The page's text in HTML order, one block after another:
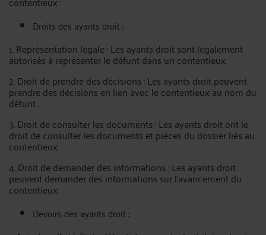
Droits des ayants droit :
1. Représentation légale : Les ayants droit sont légalement
autorisés à représenter le défunt dans un contentieux.
2. Droit de prendre des décisions : Les ayants droit peuvent
prendre des décisions en lien avec le contentieux au nom du
défunt.
3. Droit de consulter les documents : Les ayants droit ont le
droit de consulter les documents et pièces du dossier liés au
contentieux.
4. Droit de demander des informations : Les ayants droit
peuvent demander des informations sur l'avancement du
contentieux.
Devoirs des ayants droit :